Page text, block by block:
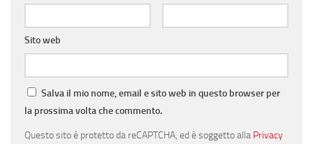
Sito web
Salva il mio nome, email e sito web in questo browser per
la prossima volta che commento.
Questo sito è protetto da reCAPTCHA, ed è soggetto alla Privacy